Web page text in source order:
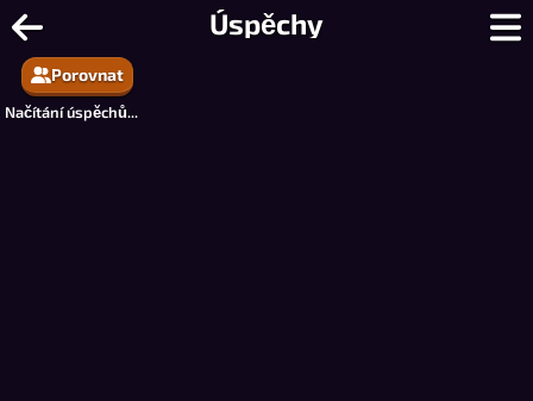
Úspěchy
8 Ball Pool Online - 8-Ball kulečník
Porovnat
Načítání úspěchů...